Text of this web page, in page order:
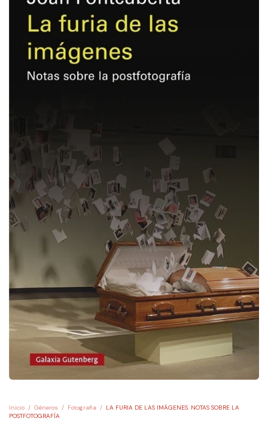
Inicio / Géneros / Fotografia / LA FURIA DE LAS IMÁGENES. NOTAS SOBRE LA
POSTFOTOGRAFÍA